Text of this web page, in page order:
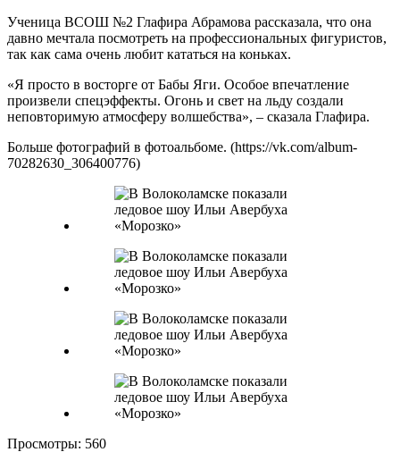
Ученица ВСОШ №2 Глафира Абрамова рассказала, что она
давно мечтала посмотреть на профессиональных фигуристов,
так как сама очень любит кататься на коньках.
«Я просто в восторге от Бабы Яги. Особое впечатление
произвели спецэффекты. Огонь и свет на льду создали
неповторимую атмосферу волшебства», – сказала Глафира.
Больше фотографий в фотоальбоме. (https://vk.com/album-
70282630_306400776)
Просмотры: 560